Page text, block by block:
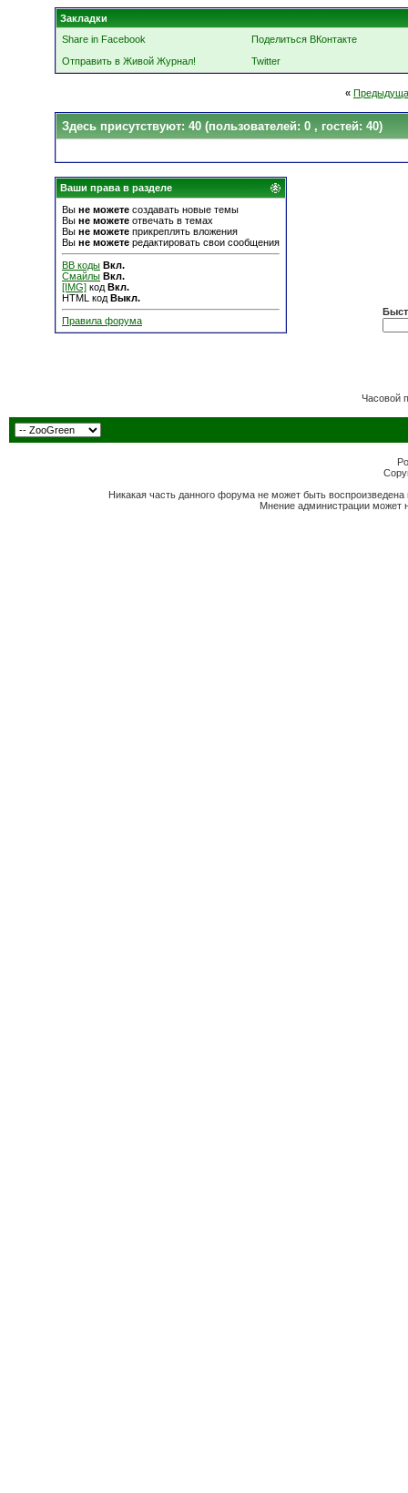
Закладки
Share in Facebook
Поделиться ВКонтакте
Отправить в Живой Журнал!
Twitter
«
Здесь присутствуют: 40 (пользователей: 0 , гостей: 40)
Ваши права в разделе
Вы не можете создавать новые темы
Вы не можете отвечать в темах
Вы не можете прикреплять вложения
Вы не можете редактировать свои сообщения
BB коды Вкл.
Смайлы Вкл.
[IMG] код Вкл.
HTML код Выкл.
Правила форума
Часовой
Никакая часть данного форума не может быть
Мнение администрации может